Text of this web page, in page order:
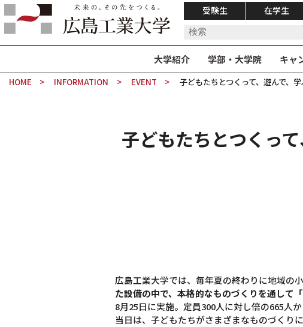
受験生 在学生
大学紹介 学部・大学院 キャ
HOME INFORMATION EVENT 子どもたちとつくって、遊んで、
子どもたちとつくっ
広島工業大学では、毎年夏の終わりに地域の
た設備の中で、本格的なものづくりを通して
8月25日に実施。定員300人に対し倍の665人
当日は、子どもたちがさまざまなものづくり